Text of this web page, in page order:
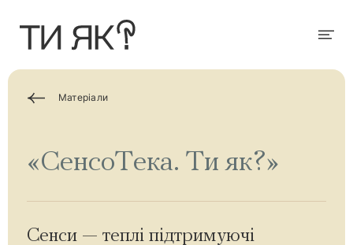
т
и
Матеріали
«СенсоТека. Ти як?»
Сенси — теплі підтримуючі